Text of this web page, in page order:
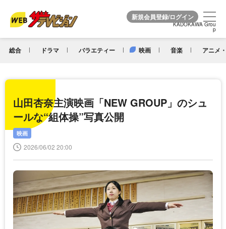
KADOKAWA Grou
p
総合 ドラマ バラエティー 映画 音楽 アニメ
KADOKAWA Grou
p
山田杏奈主演映画「NEW GROUP」のシュ
ールな“組体操”写真公開
映画
2026/06/02 20:00